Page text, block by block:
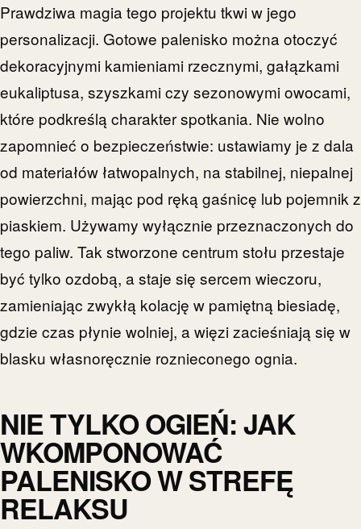
Prawdziwa magia tego projektu tkwi w jego
personalizacji. Gotowe palenisko można otoczyć
dekoracyjnymi kamieniami rzecznymi, gałązkami
eukaliptusa, szyszkami czy sezonowymi owocami,
które podkreślą charakter spotkania. Nie wolno
zapomnieć o bezpieczeństwie: ustawiamy je z dala
od materiałów łatwopalnych, na stabilnej, niepalnej
powierzchni, mając pod ręką gaśnicę lub pojemnik z
piaskiem. Używamy wyłącznie przeznaczonych do
tego paliw. Tak stworzone centrum stołu przestaje
być tylko ozdobą, a staje się sercem wieczoru,
zamieniając zwykłą kolację w pamiętną biesiadę,
gdzie czas płynie wolniej, a więzi zacieśniają się w
blasku własnoręcznie roznieconego ognia.
NIE TYLKO OGIEŃ: JAK
WKOMPONOWAĆ
PALENISKO W STREFĘ
RELAKSU